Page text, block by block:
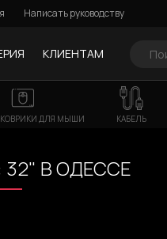
Написать руководству
КЛИЕНТАМ
ДЛЯ МЫШИ КАБЕЛЬ
В ОДЕССЕ